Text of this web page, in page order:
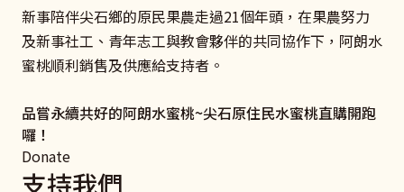
新事陪伴尖石鄉的原民果農走過21個年頭，在果農努力
及新事社工、青年志工與教會夥伴的共同協作下，阿朗水
蜜桃順利銷售及供應給支持者。
品嘗永續共好的阿朗水蜜桃~尖石原住民水蜜桃直購開跑
囉！
愛心一領二 愛心不落後 聚沙可成塔
我要捐款
打造雇主放心移工安心的新勞雇關係！ 聯絡新事社會服
務中心，了解更多關於良好雇主和移工溝通、勞雇關係促
進、相關法律及資源的資訊吧！
了解更多
助原住民弱勢及受災家庭和青少年培力學習，迎向未來，
翻轉命運。
Donate
支持我們